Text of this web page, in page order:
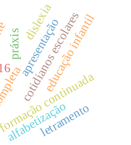
apresentação
cotidianos escolares
continuada
educação infantil
alfabetização
letramento
práxis
dislexia